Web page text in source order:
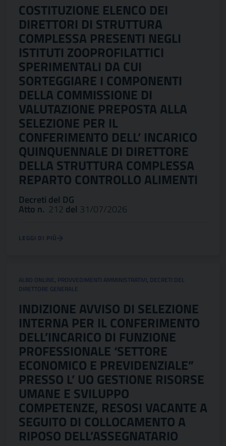
COSTITUZIONE ELENCO DEI
DIRETTORI DI STRUTTURA
COMPLESSA PRESENTI NEGLI
ISTITUTI ZOOPROFILATTICI
SPERIMENTALI DA CUI
SORTEGGIARE I COMPONENTI
DELLA COMMISSIONE DI
VALUTAZIONE PREPOSTA ALLA
SELEZIONE PER IL
CONFERIMENTO DELL’ INCARICO
QUINQUENNALE DI DIRETTORE
DELLA STRUTTURA COMPLESSA
REPARTO CONTROLLO ALIMENTI
Decreti del DG
Atto n. 212 del 31/07/2026
LEGGI DI PIÙ
ALBO ONLINE, PROVVEDIMENTI AMMINISTRATIVI, DECRETI DEL
DIRETTORE GENERALE
INDIZIONE AVVISO DI SELEZIONE
INTERNA PER IL CONFERIMENTO
DELL’INCARICO DI FUNZIONE
PROFESSIONALE ‘SETTORE
ECONOMICO E PREVIDENZIALE”
PRESSO L’ UO GESTIONE RISORSE
UMANE E SVILUPPO
COMPETENZE, RESOSI VACANTE A
SEGUITO DI COLLOCAMENTO A
RIPOSO DELL’ASSEGNATARIO